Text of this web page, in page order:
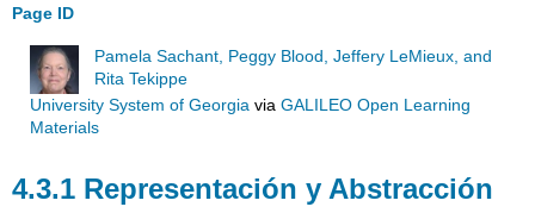
Page ID
Pamela Sachant, Peggy Blood, Jeffery LeMieux, and
Rita Tekippe
University System of Georgiavia GALILEO Open Learning
Materials
4.3.1 Representación y Abstracción